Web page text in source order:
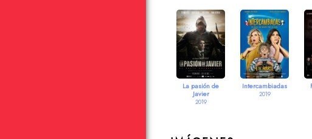
La pasión de
Javier
2019
Intercambiadas
2019